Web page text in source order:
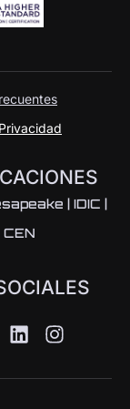
| IDIC |
CEN